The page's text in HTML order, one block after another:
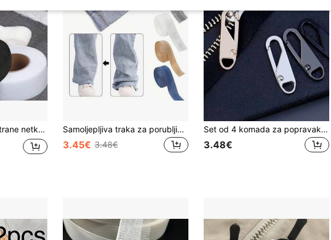
svestrana upotreba, praktična, nije potrebno šivanje, bijela i crna (1,5/2/2,5/3 cm) Samoljepljiva traka za porubljivanje hlača za podešavanje duljine, S hlače Hlače Odjeća DIY Pribor za šivanje Ljeto, škola
3.45€ 3.48€
Set od 4 komada za popravak patentnih zatvarača - Brzo popravite oštećene patentne zatvarače na prtljazi, torbama i još mnogo toga, ljeto, škola
3.48€